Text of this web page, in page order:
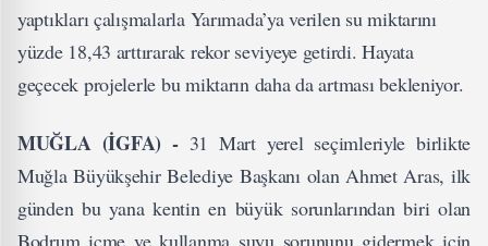
yaptıkları çalışmalarla Yarımada’ya verilen su miktarını
yüzde 18,43 arttırarak rekor seviyeye getirdi. Hayata
geçecek projelerle bu miktarın daha da artması bekleniyor.
MUĞLA (İGFA) - 31 Mart yerel seçimleriyle birlikte
Muğla Büyükşehir Belediye Başkanı olan Ahmet Aras, ilk
günden bu yana kentin en büyük sorunlarından biri olan
Bodrum içme ve kullanma suyu sorununu gidermek için